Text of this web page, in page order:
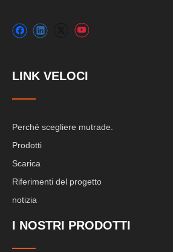
LINK VELOCI
Perché scegliere mutrade.
Prodotti
Scarica
Riferimenti del progetto
notizia
I NOSTRI PRODOTTI